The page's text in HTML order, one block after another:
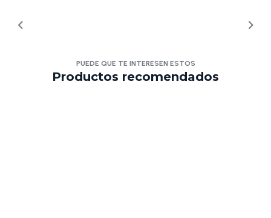
PUEDE QUE TE INTERESEN ESTOS
Productos recomendados